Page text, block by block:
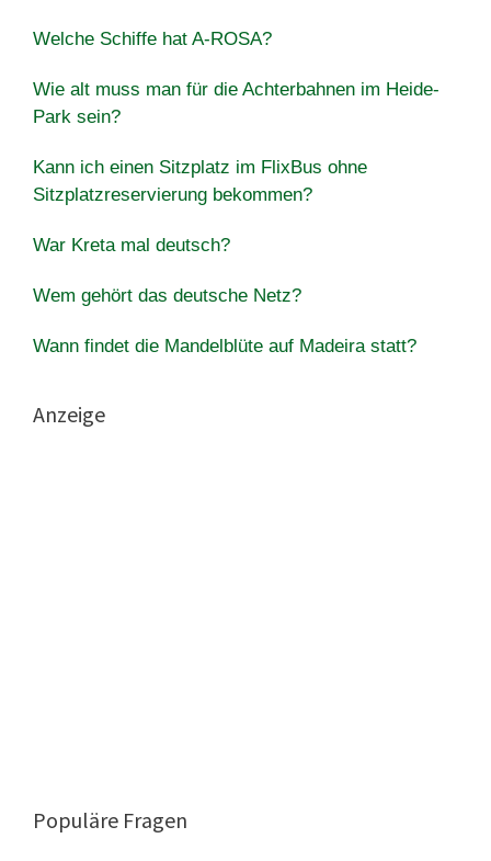
Welche Schiffe hat A-ROSA?
Wie alt muss man für die Achterbahnen im Heide-
Park sein?
Kann ich einen Sitzplatz im FlixBus ohne
Sitzplatzreservierung bekommen?
War Kreta mal deutsch?
Wem gehört das deutsche Netz?
Wann findet die Mandelblüte auf Madeira statt?
Anzeige
Populäre Fragen